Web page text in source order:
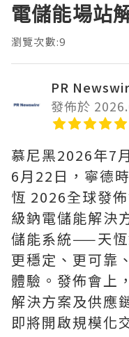
電儲能場站
瀏覽次數:9
PR
發佈於
慕尼黑2026年7
6月22日，寧德
恆 2026全球發
級鈉電儲能解決
儲能系統——天恆
更穩定、更可靠
體驗。發佈會上
解決方案及供應
即將開啟規模化